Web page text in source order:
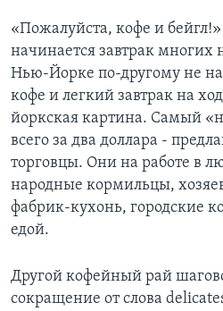
«Пожалуйста, кофе и
начинается завтрак многих
Нью-Йорке по-другому не
кофе и легкий завтрак на
йоркская картина. Самый
всего за два доллара -
торговцы. Они на работе в
народные кормильцы,
фабрик-кухонь, городские
едой.
Другой кофейный рай
сокращение от слова